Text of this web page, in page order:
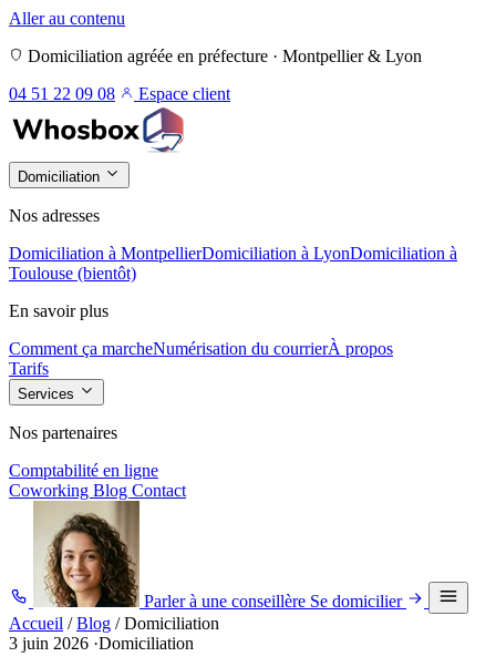
Aller au contenu
Domiciliation agréée en préfecture · Montpellier & Lyon
04 51 22 09 08
Espace client
Domiciliation
Nos adresses
Domiciliation à MontpellierDomiciliation à LyonDomiciliation à
Toulouse (bientôt)
En savoir plus
Comment ça marcheNumérisation du courrierÀ propos
Tarifs
Services
Nos partenaires
Comptabilité en ligne
Coworking Blog Contact
Parler à une conseillère Se domicilier
Accueil / Blog / Domiciliation
3 juin 2026 ·Domiciliation